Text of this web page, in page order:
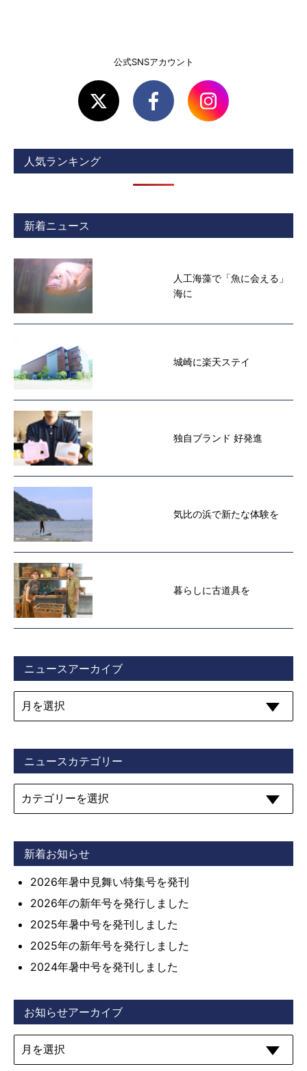
公式SNSアカウント
人気ランキング
新着ニュース
人工海藻で「魚に会える」
海に
城崎に楽天ステイ
独自ブランド 好発進
気比の浜で新たな体験を
暮らしに古道具を
ニュースアーカイブ
ニュースカテゴリー
新着お知らせ
2026年暑中見舞い特集号を発刊
2026年の新年号を発行しました
2025年暑中号を発刊しました
2025年の新年号を発行しました
2024年暑中号を発刊しました
お知らせアーカイブ